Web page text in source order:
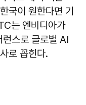
국이 원한다면 기
는 엔비디아가
스로 글로벌 AI
로 꼽힌다.